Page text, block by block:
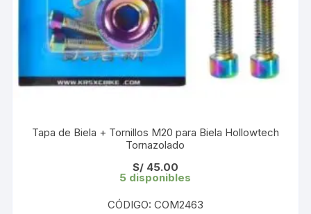
Tapa de Biela + Tornillos M20 para Biela Hollowtech
Tornazolado
S/45.00
5 disponibles
CÓDIGO: COM2463